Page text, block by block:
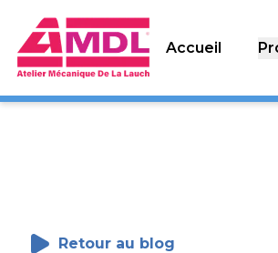
Accueil
Retour au blog